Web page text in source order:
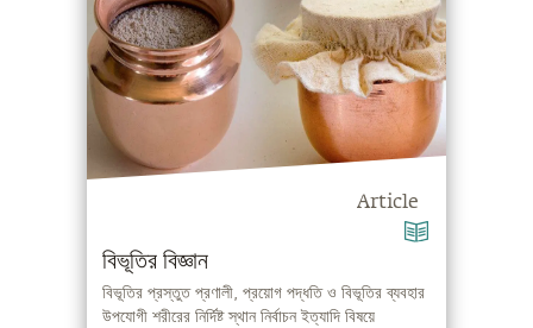
Article
বিভূতির বিজ্ঞান
বিভূতির প্রস্তুত প্রণালী, প্রয়োগ পদ্ধতি ও বিভূতির ব্যবহার
উপযোগী শরীরের নির্দিষ্ট স্থান নির্বাচন ইত্যাদি বিষয়ে